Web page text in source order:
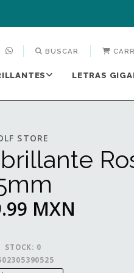
BUSCAR
LETRAS
STORE
MXN
STOCK: 0